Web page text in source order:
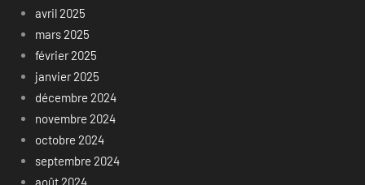
avril 2025
mars 2025
février 2025
janvier 2025
décembre 2024
novembre 2024
octobre 2024
septembre 2024
août 2024